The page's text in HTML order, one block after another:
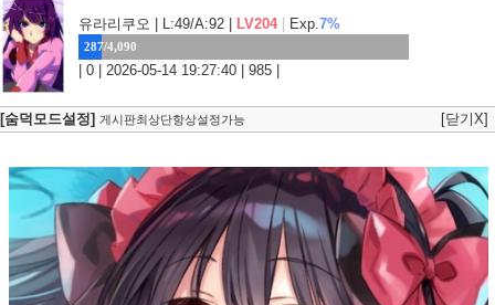
웹툰 이미지 츄온2
유라리쿠오 | L:49/A:92 | LV204 Exp.7%
287/4,090
| 0 | 2026-05-14 19:27:40 | 985 |
[숨덕모드설정] 게시판최상단항상설정가능 [닫기X]